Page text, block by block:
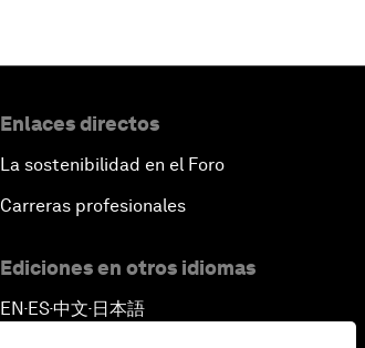
Enlaces directos
La sostenibilidad en el Foro
Carreras profesionales
Ediciones en otros idiomas
EN ▪ES▪中文▪ 日本語